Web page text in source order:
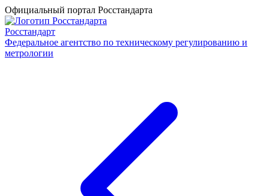
Официальный портал Росстандарта
Росстандарт
Федеральное агентство по техническому регулированию и
метрологии